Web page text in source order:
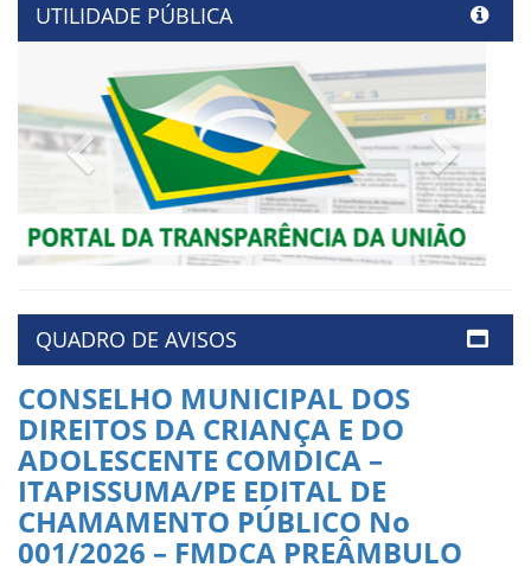
UTILIDADE PÚBLICA
Previous
QUADRO DE AVISOS
CONSELHO MUNICIPAL DOS
DIREITOS DA CRIANÇA E DO
ADOLESCENTE COMDICA –
ITAPISSUMA/PE EDITAL DE
CHAMAMENTO PÚBLICO No
001/2026 – FMDCA PREÂMBULO